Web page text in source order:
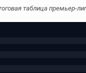
таблица премьер-